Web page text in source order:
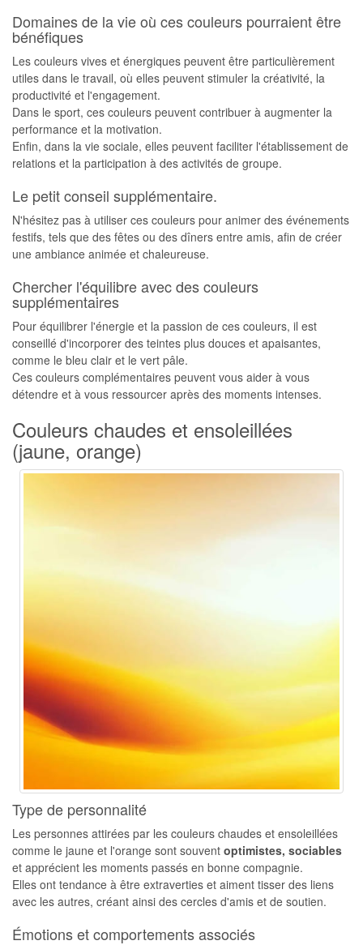
Domaines de la vie où ces couleurs pourraient être
bénéfiques
Les couleurs vives et énergiques peuvent être particulièrement
utiles dans le travail, où elles peuvent stimuler la créativité, la
productivité et l'engagement.
Dans le sport, ces couleurs peuvent contribuer à augmenter la
performance et la motivation.
Enfin, dans la vie sociale, elles peuvent faciliter l'établissement de
relations et la participation à des activités de groupe.
Le petit conseil supplémentaire.
N'hésitez pas à utiliser ces couleurs pour animer des événements
festifs, tels que des fêtes ou des dîners entre amis, afin de créer
une ambiance animée et chaleureuse.
Chercher l'équilibre avec des couleurs
supplémentaires
Pour équilibrer l'énergie et la passion de ces couleurs, il est
conseillé d'incorporer des teintes plus douces et apaisantes,
comme le bleu clair et le vert pâle.
Ces couleurs complémentaires peuvent vous aider à vous
détendre et à vous ressourcer après des moments intenses.
Couleurs chaudes et ensoleillées
(jaune, orange)
Type de personnalité
Les personnes attirées par les couleurs chaudes et ensoleillées
comme le jaune et l'orange sont souvent optimistes, sociables
et apprécient les moments passés en bonne compagnie.
Elles ont tendance à être extraverties et aiment tisser des liens
avec les autres, créant ainsi des cercles d'amis et de soutien.
Émotions et comportements associés